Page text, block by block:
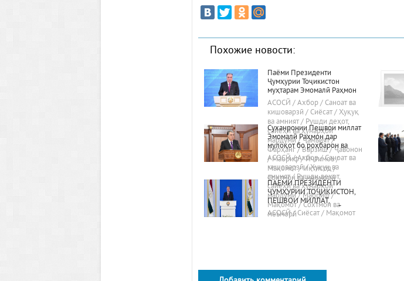
Похожие новости:
Паёми Президенти
Ҷумҳурии Тоҷикистон
муҳтарам Эмомалӣ Раҳмон
«Дар бораи самтҳои асосии
сиёсати дохилӣ ва хориҷии
ҷумҳурӣ»
АСОСӢ / Ахбор / Саноат ва
кишоварзӣ / Сиёсат / Ҳуқуқ
ва амният / Рушди деҳот,
сайёҳӣ ва ҳунарҳои
мардумӣ / Ҷамъият /
Фарҳанг / Варзиш / Ҷавонон
/ Маориф / Иҷтимоъ /
Мақомот / Иқтисод /
Сохтмон ва меъморӣ
Суханронии Пешвои миллат
Эмомалӣ Раҳмон дар
мулоқот бо роҳбарон ва
фаъолони вилояти Хатлон
24.02.2022, шаҳри Бохтар
АСОСӢ / Ахбор / Саноат ва
кишоварзӣ / Ҳуқуқ ва
амният / Рушди деҳот,
сайёҳӣ ва ҳунарҳои
мардумӣ / Маориф /
Мақомот / Сохтмон ва
меъморӣ
ПАЁМИ ПРЕЗИДЕНТИ
ҶУМҲУРИИ ТОҶИКИСТОН,
ПЕШВОИ МИЛЛАТ,
МУҲТАРАМ ЭМОМАЛӢ
РАҲМОН БА МАҶЛИСИ ОЛӢ
АСОСӢ / Сиёсат / Мақомот